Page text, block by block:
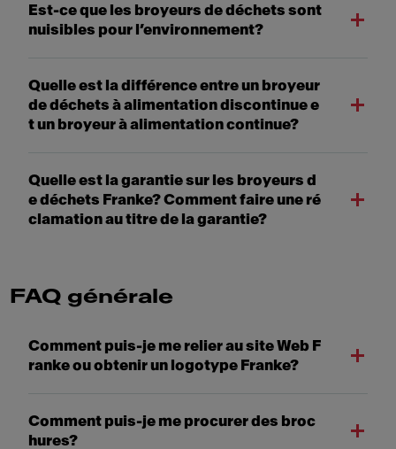
Est-ce que les broyeurs de déchets sont
nuisibles pour l’environnement?
Quelle est la différence entre un broyeur
de déchets à alimentation discontinue e
t un broyeur à alimentation continue?
Quelle est la garantie sur les broyeurs d
e déchets Franke? Comment faire une ré
clamation au titre de la garantie?
FAQ générale
Comment puis-je me relier au site Web F
ranke ou obtenir un logotype Franke?
Comment puis-je me procurer des broc
hures?